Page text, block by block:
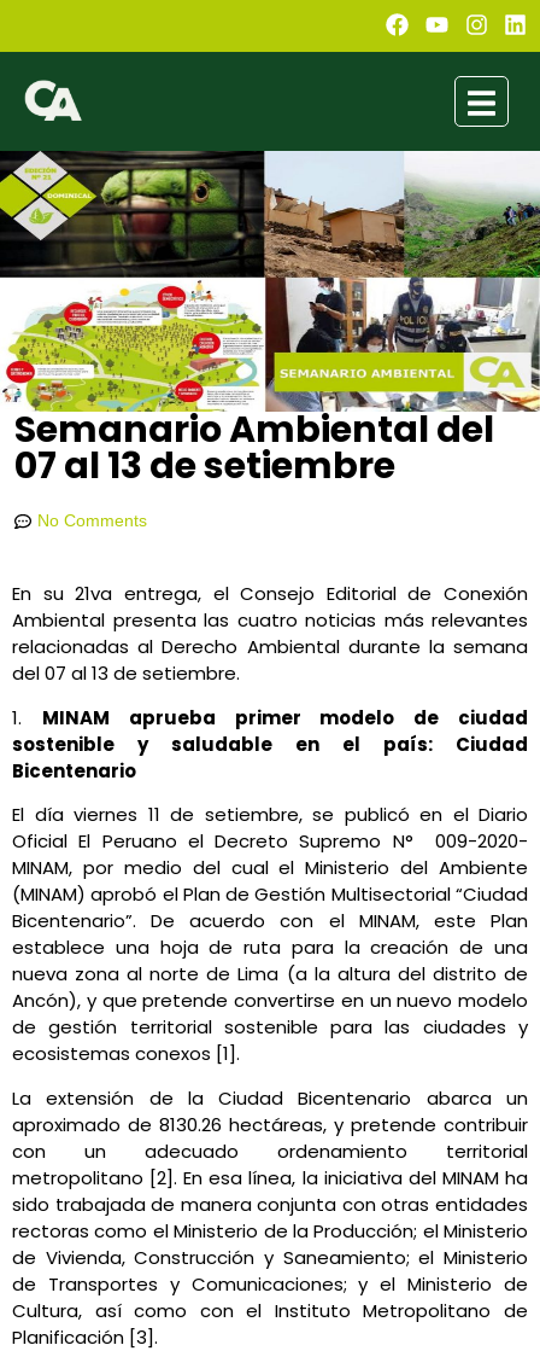
Semanario Ambiental del
07 al 13 de setiembre
No Comments
En su 21va entrega, el Consejo Editorial de Conexión
Ambiental presenta las cuatro noticias más relevantes
relacionadas al Derecho Ambiental durante la semana
del 07 al 13 de setiembre.
1. MINAM aprueba primer modelo de ciudad
sostenible y saludable en el país: Ciudad
Bicentenario
El día viernes 11 de setiembre, se publicó en el Diario
Oficial El Peruano el Decreto Supremo N° 009-2020-
MINAM, por medio del cual el Ministerio del Ambiente
(MINAM) aprobó el Plan de Gestión Multisectorial “Ciudad
Bicentenario”. De acuerdo con el MINAM, este Plan
establece una hoja de ruta para la creación de una
nueva zona al norte de Lima (a la altura del distrito de
Ancón), y que pretende convertirse en un nuevo modelo
de gestión territorial sostenible para las ciudades y
ecosistemas conexos [1].
La extensión de la Ciudad Bicentenario abarca un
aproximado de 8130.26 hectáreas, y pretende contribuir
con un adecuado ordenamiento territorial
metropolitano [2]. En esa línea, la iniciativa del MINAM ha
sido trabajada de manera conjunta con otras entidades
rectoras como el Ministerio de la Producción; el Ministerio
de Vivienda, Construcción y Saneamiento; el Ministerio
de Transportes y Comunicaciones; y el Ministerio de
Cultura, así como con el Instituto Metropolitano de
Planificación [3].